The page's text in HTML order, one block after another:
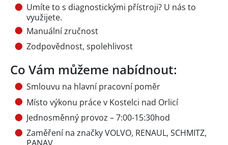
Umíte to s diagnostickými přístroji? U nás to
využijete.
Manuální zručnost
Zodpovědnost, spolehlivost
Co Vám můžeme nabídnout:
Smlouvu na hlavní pracovní poměr
Místo výkonu práce v Kostelci nad Orlicí
Jednosměnný provoz – 7:00-15:30hod
Zaměření na značky VOLVO, RENAUL, SCHMITZ,